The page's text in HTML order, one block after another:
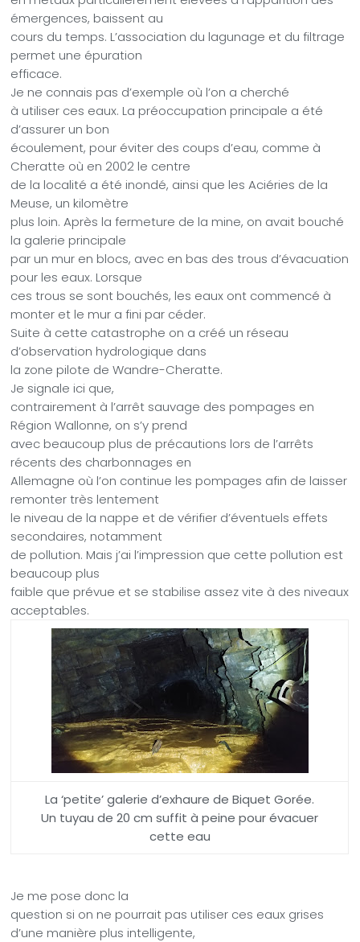
émergences, baissent au
cours du temps. L’association du lagunage et du filtrage
permet une épuration
efficace.
Je ne connais pas d’exemple où l’on a cherché
à utiliser ces eaux. La préoccupation principale a été
d’assurer un bon
écoulement, pour éviter des coups d’eau, comme à
Cheratte où en 2002 le centre
de la localité a été inondé, ainsi que les Aciéries de la
Meuse, un kilomètre
plus loin. Après la fermeture de la mine, on avait bouché
la galerie principale
par un mur en blocs, avec en bas des trous d’évacuation
pour les eaux. Lorsque
ces trous se sont bouchés, les eaux ont commencé à
monter et le mur a fini par céder.
Suite à cette catastrophe on a créé un réseau
d’observation hydrologique dans
la zone pilote de Wandre-Cheratte.
Je signale ici que,
contrairement à l’arrêt sauvage des pompages en
Région Wallonne, on s’y prend
avec beaucoup plus de précautions lors de l’arrêts
récents des charbonnages en
Allemagne où l’on continue les pompages afin de laisser
remonter très lentement
le niveau de la nappe et de vérifier d’éventuels effets
secondaires, notamment
de pollution. Mais j’ai l’impression que cette pollution est
beaucoup plus
faible que prévue et se stabilise assez vite à des niveaux
acceptables.
La ‘petite’ galerie d’exhaure de Biquet Gorée.
Un tuyau de 20 cm suffit à peine pour évacuer
cette eau
Je me pose donc la
question si on ne pourrait pas utiliser ces eaux grises
d’une manière plus intelligente,